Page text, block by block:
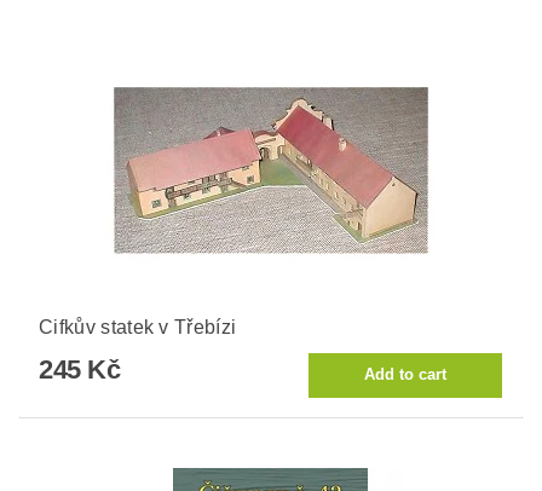
Cifkův statek v Třebízi
245 Kč